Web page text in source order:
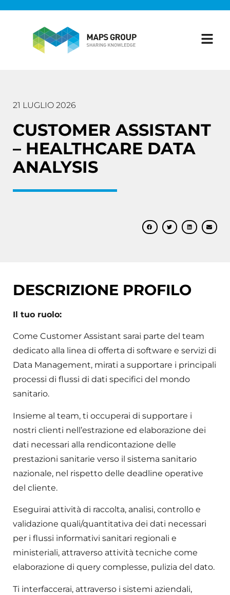
21 LUGLIO 2026
CUSTOMER ASSISTANT
– HEALTHCARE DATA
ANALYSIS
DESCRIZIONE PROFILO
Il tuo ruolo:
Come Customer Assistant sarai parte del team
dedicato alla linea di offerta di software e servizi di
Data Management, mirati a supportare i principali
processi di flussi di dati specifici del mondo
sanitario.
Insieme al team, ti occuperai di supportare i
nostri clienti nell’estrazione ed elaborazione dei
dati necessari alla rendicontazione delle
prestazioni sanitarie verso il sistema sanitario
nazionale, nel rispetto delle deadline operative
del cliente.
Eseguirai attività di raccolta, analisi, controllo e
validazione quali/quantitativa dei dati necessari
per i flussi informativi sanitari regionali e
ministeriali, attraverso attività tecniche come
elaborazione di query complesse, pulizia del dato.
Ti interfaccerai, attraverso i sistemi aziendali,